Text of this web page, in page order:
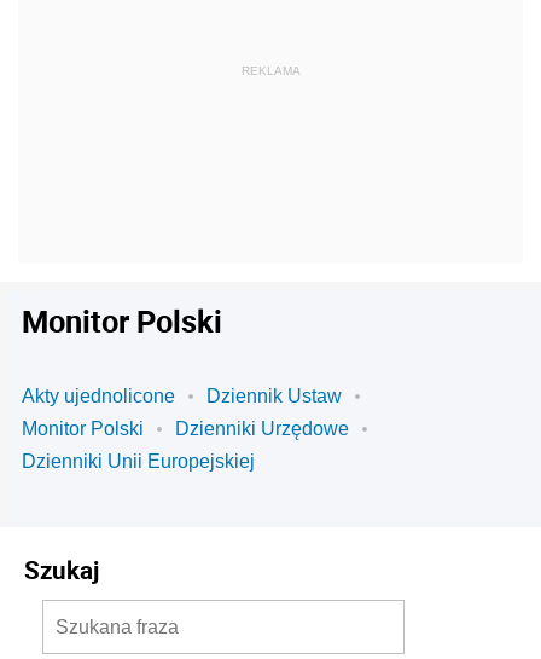
Monitor Polski
Akty ujednolicone
Dziennik Ustaw
Monitor Polski
Dzienniki Urzędowe
Dzienniki Unii Europejskiej
Szukaj